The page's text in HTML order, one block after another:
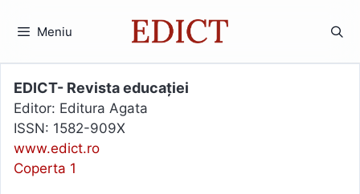
Meniu
EDICT- Revista educației
Editor: Editura Agata
ISSN: 1582-909X
www.edict.ro
Coperta 1